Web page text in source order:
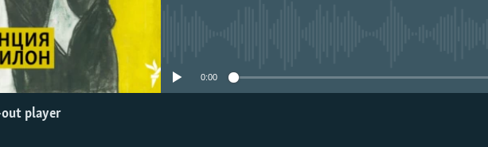
0:00
out player